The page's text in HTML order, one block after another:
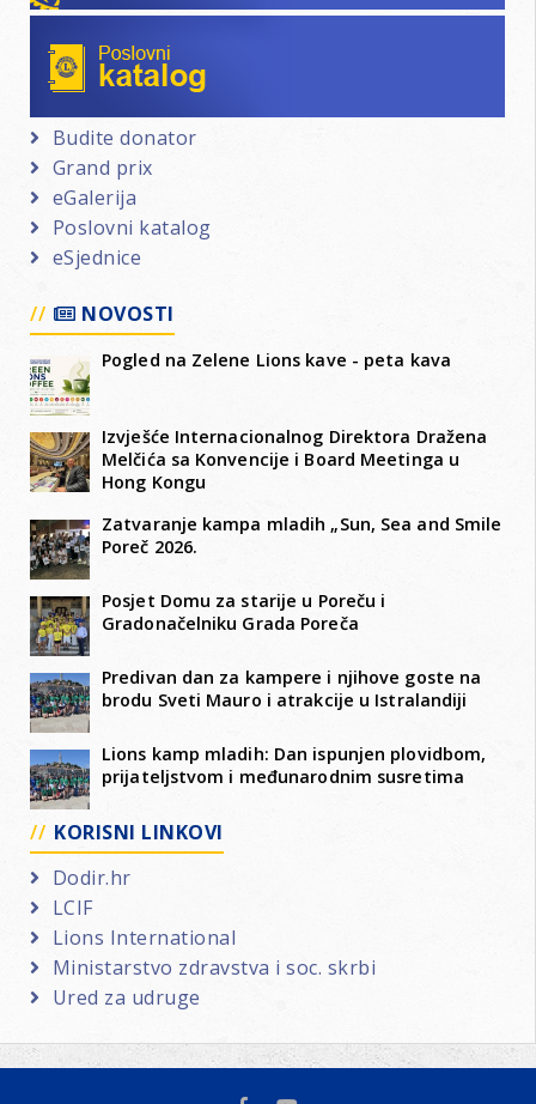
Budite donator
Grand prix
eGalerija
Poslovni katalog
eSjednice
NOVOSTI
Pogled na Zelene Lions kave - peta kava
Izvješće Internacionalnog Direktora Dražena
Melčića sa Konvencije i Board Meetinga u
Hong Kongu
Zatvaranje kampa mladih „Sun, Sea and Smile
Poreč 2026.
Posjet Domu za starije u Poreču i
Gradonačelniku Grada Poreča
Predivan dan za kampere i njihove goste na
brodu Sveti Mauro i atrakcije u Istralandiji
Lions kamp mladih: Dan ispunjen plovidbom,
prijateljstvom i međunarodnim susretima
KORISNI LINKOVI
Dodir.hr
LCIF
Lions International
Ministarstvo zdravstva i soc. skrbi
Ured za udruge